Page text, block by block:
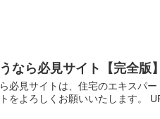
なら必見サイト【完全版】
必見サイトは、住宅のエキスパ
をよろしくお願いいたします。